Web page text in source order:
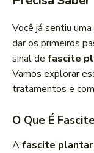
Você já sentiu
dar os primeiros
sinal de fascite
Vamos explorar
tratamentos e
O Que É
Afascite plantar